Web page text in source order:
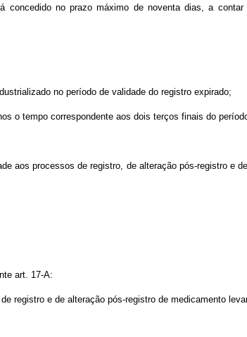
no prazo máximo de noventa dias, a
no período de validade do registro expirado;
o tempo correspondente aos dois terços finais do
aos processos de registro, de alteração pós-registro e
art. 17-A:
registro e de alteração pós-registro de medicamento